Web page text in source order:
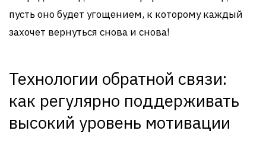
пусть оно будет угощением, к которому каждый
захочет вернуться снова и снова!
Технологии обратной связи:
как регулярно поддерживать
высокий уровень мотивации